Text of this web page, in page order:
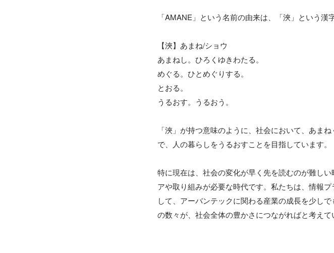
「AMANE」という名前の由来は、「浹」という漢字
【浹】あまね/ショウ
あまねし。ひろくゆきわたる。
めぐる。ひとめぐりする。
とおる。
うるおす。うるおう。
「浹」が持つ意味のように、社会において、あま
で、人の暮らしをうるおすことを目指しています。
特に現在は、社会の変化が早く先を読むのが難し
アや取り組みが必要な時代です。私たちは、情報
して、アーバンテックに関わる産業の成長を少し